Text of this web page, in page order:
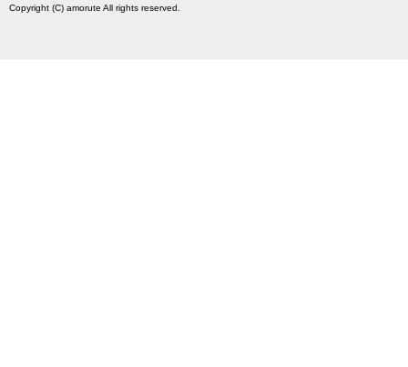
Copyright (C) amorute All rights reserved.